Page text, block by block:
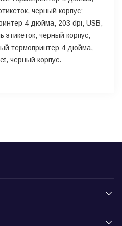
черный корпус;
4 дюйма, 203 dpi, USB,
этикеток, черный корпус;
термопринтер 4 дюйма,
черный корпус.